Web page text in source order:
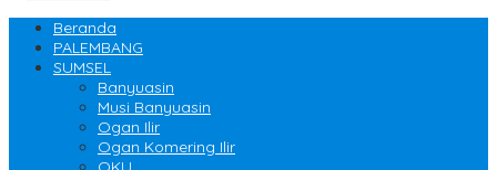
Beranda
PALEMBANG
SUMSEL
Banyuasin
Musi Banyuasin
Ogan Ilir
Ogan Komering Ilir